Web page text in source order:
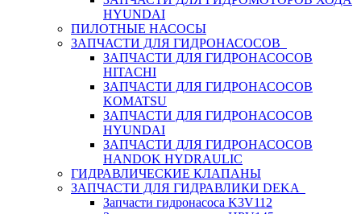
HYUNDAI
ПИЛОТНЫЕ НАСОСЫ
ЗАПЧАСТИ ДЛЯ ГИДРОНАСОСОВ
ЗАПЧАСТИ ДЛЯ ГИДРОНАСОСОВ
HITACHI
ЗАПЧАСТИ ДЛЯ ГИДРОНАСОСОВ
KOMATSU
ЗАПЧАСТИ ДЛЯ ГИДРОНАСОСОВ
HYUNDAI
ЗАПЧАСТИ ДЛЯ ГИДРОНАСОСОВ
HANDOK HYDRAULIC
ГИДРАВЛИЧЕСКИЕ КЛАПАНЫ
ЗАПЧАСТИ ДЛЯ ГИДРАВЛИКИ DEKA
Запчасти гидронасоса K3V112